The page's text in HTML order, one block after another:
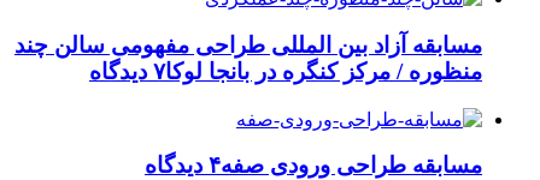
مسابقه آزاد بین المللی طراحی مفهومی سالن چند
منظوره / مرکز کنگره در بانجا لوکا۷ دیدگاه
مسابقه طراحی ورودی صفه۴ دیدگاه